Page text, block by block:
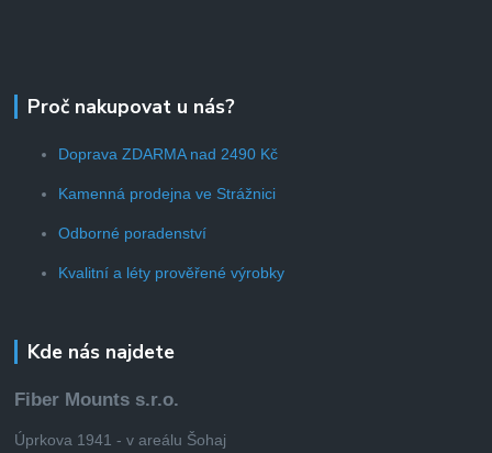
Proč nakupovat u nás?
Doprava ZDARMA nad 2490 Kč
Kamenná prodejna ve Strážnici
Odborné poradenství
Kvalitní a léty prověřené výrobky
Kde nás najdete
Fiber Mounts s.r.o.
Úprkova 1941 - v areálu Šohaj